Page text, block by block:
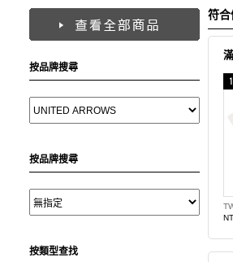
按品牌搜尋
按品牌搜尋
按類型查找
符合